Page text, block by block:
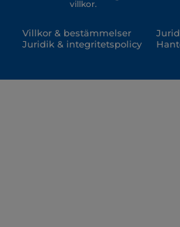
villkor.
Villkor & bestämmelser
Juridik & integritetspolicy